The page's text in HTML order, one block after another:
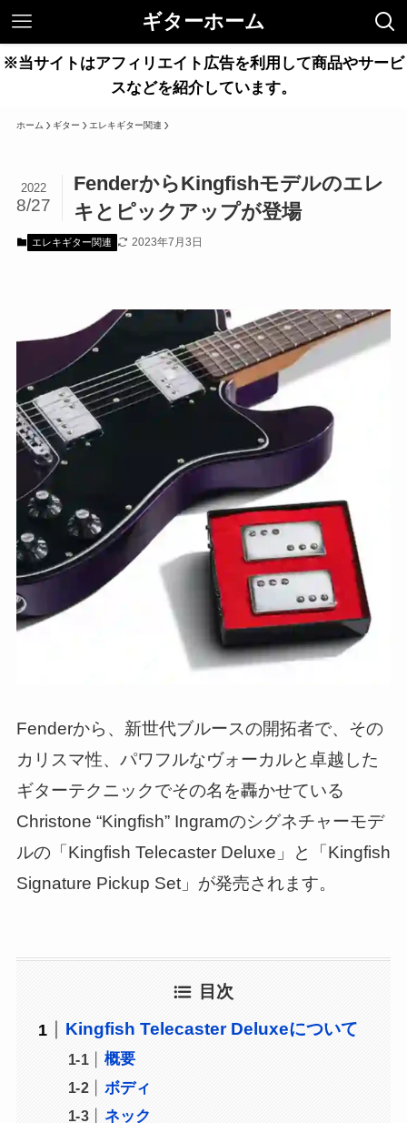
ギターホーム
※当サイトはアフィリエイト広告を利用して商品やサービ
スなどを紹介しています。
ホーム ギター エレキギター関連
FenderからKingfishモデルのエレ
キとピックアップが登場
2022
8/27
エレキギター関連 2023年7月3日
Fenderから、新世代ブルースの開拓者で、その
カリスマ性、パワフルなヴォーカルと卓越した
ギターテクニックでその名を轟かせている
Christone “Kingfish” Ingramのシグネチャーモデ
ルの「Kingfish Telecaster Deluxe」と「Kingfish
Signature Pickup Set」が発売されます。
目次
Kingfish Telecaster Deluxeについて
概要
ボディ
ネック